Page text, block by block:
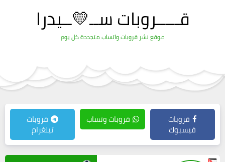
قـــــروبات ســ💛ــيدرا
موقع نشر قروبات واتساب متجددة كل يوم
قروبات
فيسبوك
قروبات وتساب قروبات
تيلغرام